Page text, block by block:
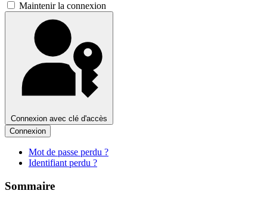
Maintenir la connexion
Connexion avec clé d'accès
Connexion
Mot de passe perdu ?
Identifiant perdu ?
Sommaire